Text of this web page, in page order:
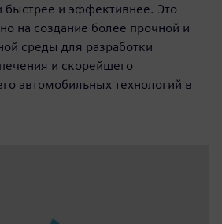
быстрее и эффективнее. Это
на создание более прочной и
среды для разработки
и скорейшего
автомобильных технологий в